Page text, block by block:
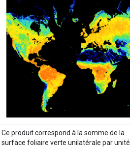
Ce produit correspond à la somme de la
surface foliaire verte unilatérale par unité